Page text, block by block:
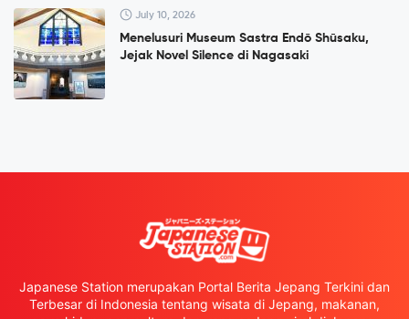
July 10, 2026
Menelusuri Museum Sastra Endō Shūsaku,
Jejak Novel Silence di Nagasaki
Japanese Station merupakan Portal Berita Jepang Terkini dan
Terbesar di Indonesia tentang wisata di Jepang, makanan,